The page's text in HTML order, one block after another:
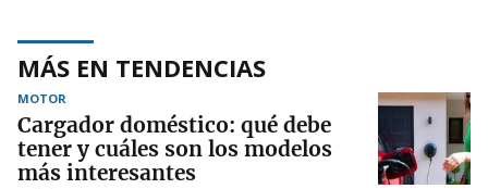
MÁS EN TENDENCIAS
MOTOR
Cargador doméstico: qué debe
tener y cuáles son los modelos
más interesantes